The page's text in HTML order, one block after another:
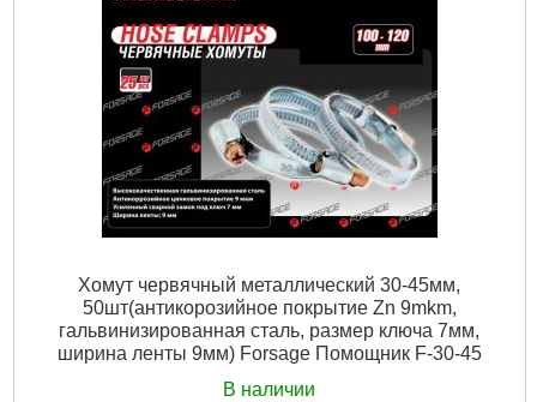
Хомут червячный металлический 30-45мм,
50шт(антикорозийное покрытие Zn 9mkm,
гальвинизированная сталь, размер ключа 7мм,
ширина ленты 9мм) Forsage Помощник F-30-45
В наличии